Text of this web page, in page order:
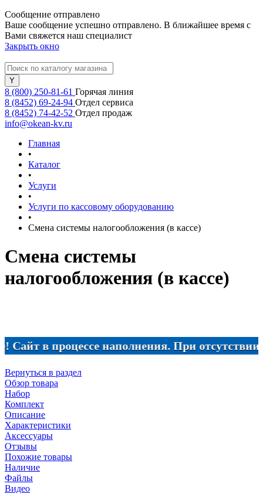
Сообщение отправлено
Ваше сообщение успешно отправлено. В ближайшее время с
Вами свяжется наш специалист
Закрыть окно
8 (800) 250-81-61 Горячая линия
8 (8452) 69-24-94 Отдел сервиса
8 (8452) 74-42-52 Отдел продаж
info@okean-kv.ru
Главная
•
Каталог
•
Услуги
•
Услуги по кассовому оборудованию
•
Смена системы налогообложения (в кассе)
Смена системы
налогообложения (в кассе)
в процессе наполнения. При отсутствии
Вернуться в раздел
Обзор товара
Набор
Комплект
Описание
Характеристики
Аксессуары
Отзывы
Похожие товары
Наличие
Файлы
Видео